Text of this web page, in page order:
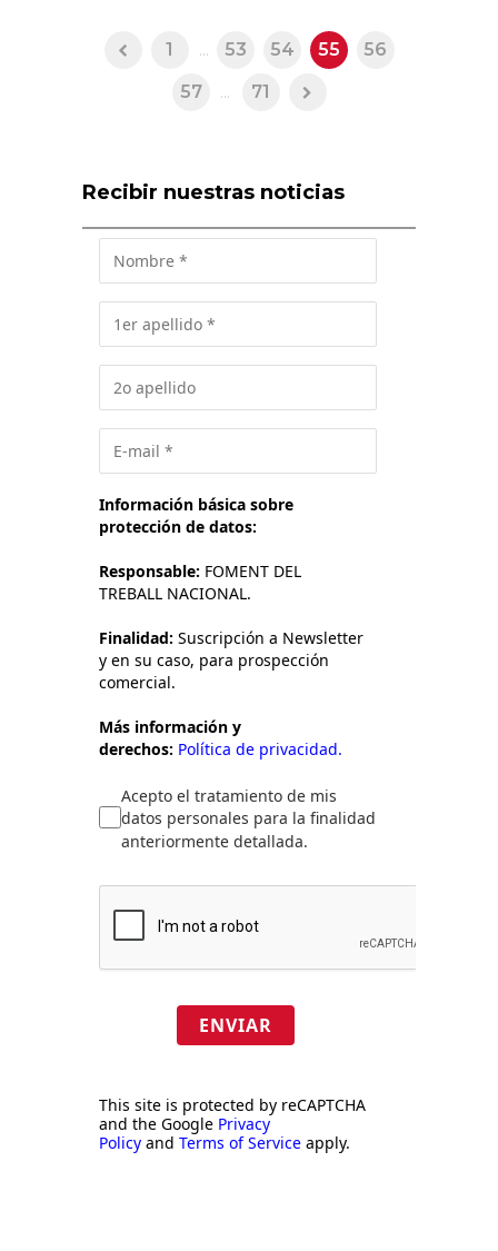
1 ... 53 54 55
56
57
... 71
Recibir nuestras noticias
Información básica sobre
protección de datos:
Responsable: FOMENT DEL
TREBALL NACIONAL.
Finalidad: Suscripción a Newsletter
y en su caso, para prospección
comercial.
Más información y
derechos: Política de privacidad.
Acepto el tratamiento de mis
datos personales para la finalidad
anteriormente detallada.
ENVIAR
This site is protected by reCAPTCHA
and the Google Privacy
Policy and Terms of Service apply.